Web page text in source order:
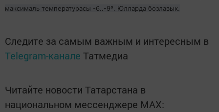
максималь температурасы -6..-9º. Юлларда бозлавык.
Следите за самым важным и интересным в
Telegram-канале Татмедиа
Читайте новости Татарстана в
национальном мессенджере MАХ: